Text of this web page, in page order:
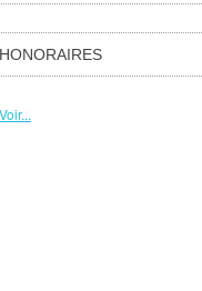
HONORAIRES
Voir...